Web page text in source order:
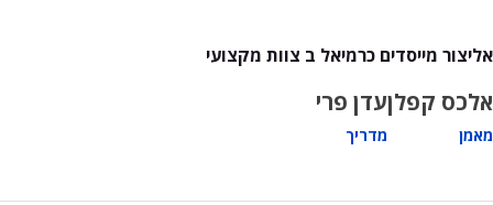
אליצור מייסדים כרמיאל ב צוות מקצועי
אלכס קפלן
מאמן
עדן פרי
מדריך